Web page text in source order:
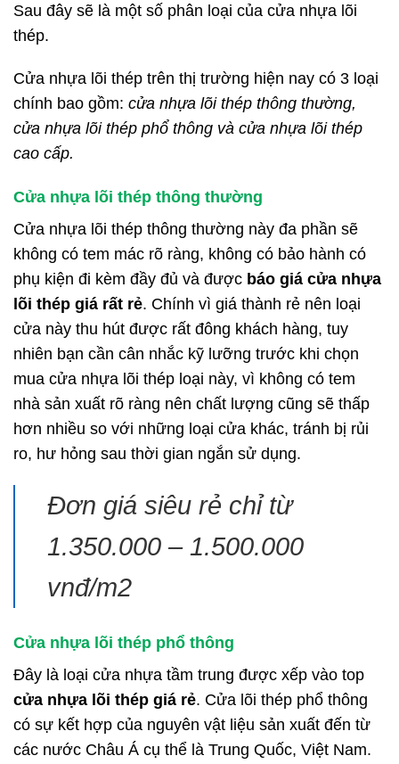
Sau đây sẽ là một số phân loại của cửa nhựa lõi
thép.
Cửa nhựa lõi thép trên thị trường hiện nay có 3 loại
chính bao gồm: cửa nhựa lõi thép thông thường,
cửa nhựa lõi thép phổ thông và cửa nhựa lõi thép
cao cấp.
Cửa nhựa lõi thép thông thường
Cửa nhựa lõi thép thông thường này đa phần sẽ
không có tem mác rõ ràng, không có bảo hành có
phụ kiện đi kèm đầy đủ và được báo giá cửa nhựa
lõi thép giá rất rẻ. Chính vì giá thành rẻ nên loại
cửa này thu hút được rất đông khách hàng, tuy
nhiên bạn cần cân nhắc kỹ lưỡng trước khi chọn
mua cửa nhựa lõi thép loại này, vì không có tem
nhà sản xuất rõ ràng nên chất lượng cũng sẽ thấp
hơn nhiều so với những loại cửa khác, tránh bị rủi
ro, hư hỏng sau thời gian ngắn sử dụng.
Đơn giá siêu rẻ chỉ từ
1.350.000 – 1.500.000
vnđ/m2
Cửa nhựa lõi thép phổ thông
Đây là loại cửa nhựa tầm trung được xếp vào top
cửa nhựa lõi thép giá rẻ. Cửa lõi thép phổ thông
có sự kết hợp của nguyên vật liệu sản xuất đến từ
các nước Châu Á cụ thể là Trung Quốc, Việt Nam.